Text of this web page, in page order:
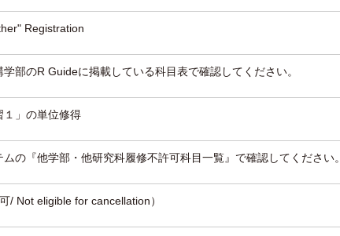
Registration
部のR Guideに掲載している科目表で確認してください。
１」の単位修得
の『他学部・他研究科履修不許可科目一覧』で確認してください。
/ Not eligible for cancellation）